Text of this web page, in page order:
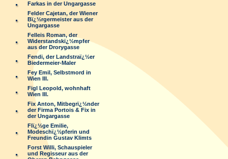
Farkas in der Ungargasse
Felder Cajetan, der Wiener
Bï¿½rgermeister aus der
Ungargasse
Felleis Roman, der
Widerstandskï¿½mpfer
aus der Drorygasse
Fendi, der Landstraï¿½er
Biedermeier-Maler
Fey Emil, Selbstmord in
Wien III.
Figl Leopold, wohnhaft
Wien III.
Fix Anton, Mitbegrï¿½nder
der Firma Portois & Fix in
der Ungargasse
Flï¿½ge Emilie,
Modeschï¿½pferin und
Freundin Gustav Klimts
Forst Willi, Schauspieler
und Regisseur aus der